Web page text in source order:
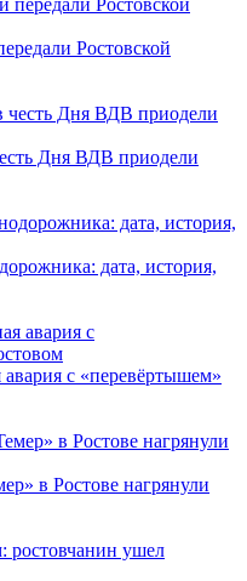
Ростовской
Дня ВДВ приодели
дата, история,
с «перевёртышем»
в Ростове нагрянули